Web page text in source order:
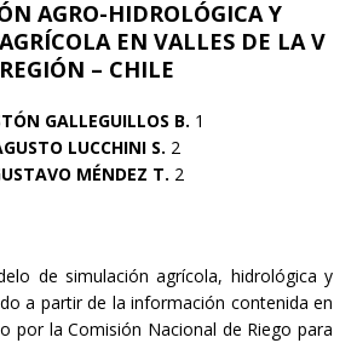
AGRO-HIDROLÓGICA Y
EN VALLES DE LA V
REGIÓN – CHILE
GALLEGUILLOS B. 1
LUCCHINI S. 2
MÉNDEZ T. 2
de simulación agrícola, hidrológica y
a partir de la información contenida en
por la Comisión Nacional de Riego para